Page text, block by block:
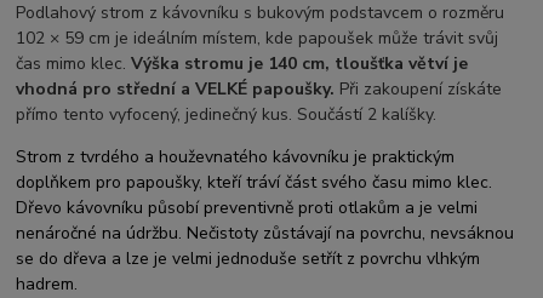
Podlahový strom z kávovníku s bukovým podstavcem o rozměru
102 × 59 cm je ideálním místem, kde papoušek může trávit svůj
čas mimo klec.Výška stromu je 140 cm, tloušťka větví je
vhodná pro střední a VELKÉ papoušky. Při zakoupení získáte
přímo tento vyfocený, jedinečný kus. Součástí 2 kalíšky.
Strom z tvrdého a houževnatého kávovníku je praktickým
doplňkem pro papoušky, kteří tráví část svého času mimo klec.
Dřevo kávovníku působí preventivně proti otlakům a je velmi
nenáročné na údržbu. Nečistoty zůstávají na povrchu, nevsáknou
se do dřeva a lze je velmi jednoduše setřít z povrchu vlhkým
hadrem.